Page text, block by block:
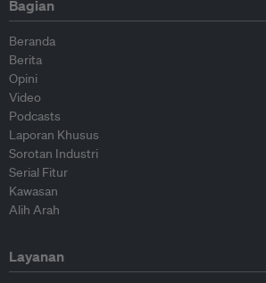
Bagian
Beranda
Berita
Opini
Video
Podcasts
Laporan Khusus
Sorotan Industri
Serial Fitur
Kawasan
Alih Arah
Layanan